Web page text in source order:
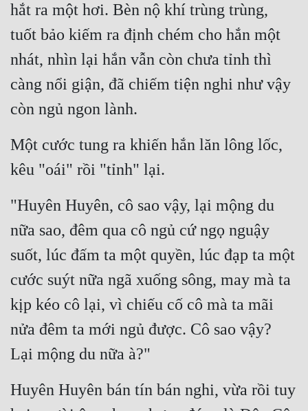
hắt ra một hơi. Bèn nộ khí trùng trùng,
tuốt bảo kiếm ra định chém cho hắn một
nhát, nhìn lại hắn vẫn còn chưa tỉnh thì
càng nổi giận, đã chiếm tiện nghi như vậy
còn ngủ ngon lành.
Một cước tung ra khiến hắn lăn lông lốc,
kêu "oái" rồi "tỉnh" lại.
"Huyên Huyên, cô sao vậy, lại mộng du
nữa sao, đêm qua cô ngủ cứ ngọ nguậy
suốt, lúc đấm ta một quyền, lúc đạp ta một
cước suýt nữa ngã xuống sông, may mà ta
kịp kéo cô lại, vì chiếu cố cô mà ta mãi
nửa đêm ta mới ngủ được. Cô sao vậy?
Lại mộng du nữa à?"
Huyên Huyên bán tín bán nghi, vừa rồi tuy